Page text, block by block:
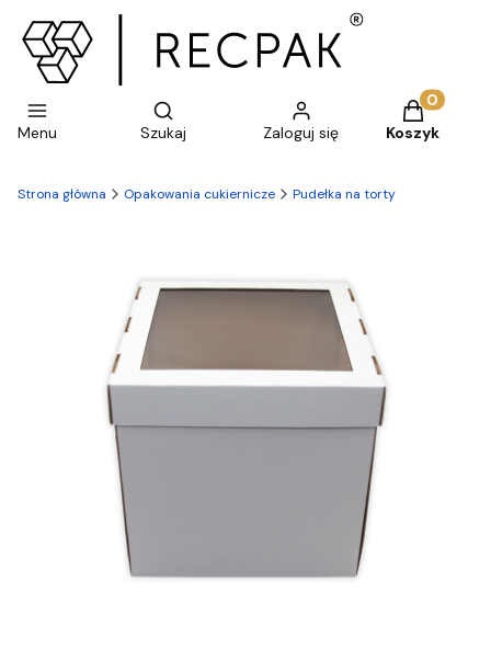
Menu
Otwórz wyszukiwarkę
Szukaj Zaloguj się
Produkty
Koszyk
Strona główna Opakowania cukiernicze Pudełka na torty